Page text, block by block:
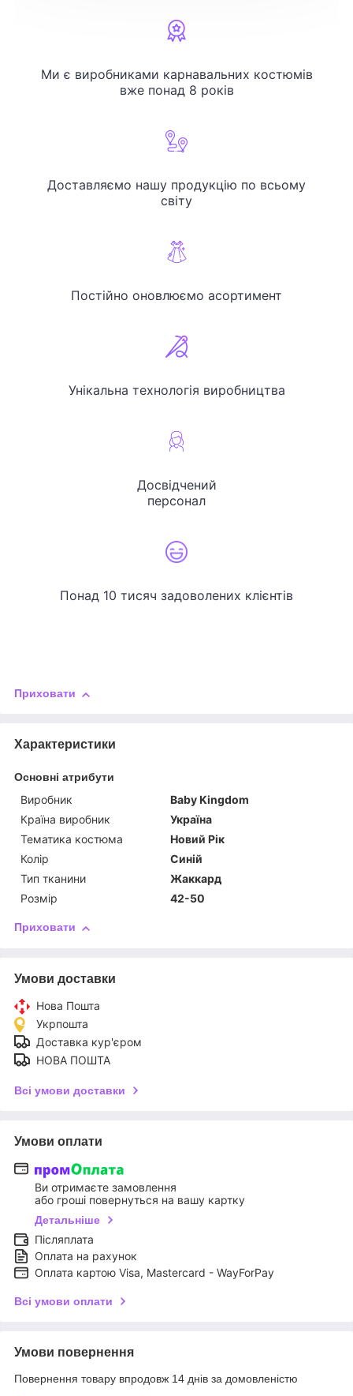
Ми є виробниками карнавальних костюмів
вже понад 8 років
Доставляємо нашу продукцію по всьому
світу
Постійно оновлюємо асортимент
Унікальна технологія виробництва
Досвідчений
персонал
Понад 10 тисяч задоволених клієнтів
Приховати
Характеристики
Основні атрибути
Виробник
Baby Kingdom
Країна виробник
Україна
Тематика костюма
Новий Рік
Колір
Синій
Тип тканини
Жаккард
Розмір
42-50
Приховати
Умови доставки
Нова Пошта
Укрпошта
Доставка кур'єром
НОВА ПОШТА
Всі умови доставки
Умови оплати
Ви отримаєте замовлення
або гроші повернуться на вашу картку
Детальніше
Післяплата
Оплата на рахунок
Оплата картою Visa, Mastercard - WayForPay
Всі умови оплати
Умови повернення
Повернення товару впродовж 14 днів за домовленістю